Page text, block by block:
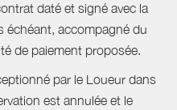
daté et signé avec la
échéant, accompagné du
de paiement proposée.
par le Loueur dans
est annulée et le